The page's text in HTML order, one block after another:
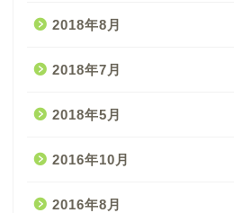
2018年8月
2018年7月
2018年5月
2016年10月
2016年8月